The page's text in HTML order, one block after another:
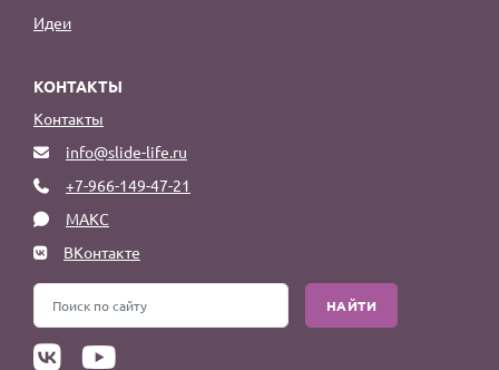
Идеи
КОНТАКТЫ
Контакты
info@slide-life.ru
+7-966-149-47-21
МАКС
ВКонтакте
НАЙТИ